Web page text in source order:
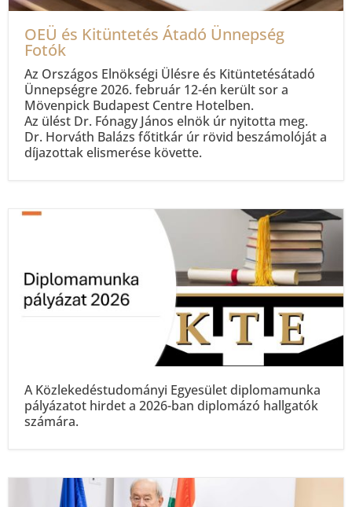
OEÜ és Kitüntetés Átadó Ünnepség
Fotók
Az Országos Elnökségi Ülésre és Kitüntetésátadó
Ünnepségre 2026. február 12-én került sor a
Mövenpick Budapest Centre Hotelben.
Az ülést Dr. Fónagy János elnök úr nyitotta meg.
Dr. Horváth Balázs főtitkár úr rövid beszámolóját a
díjazottak elismerése követte.
A Közlekedéstudományi Egyesület diplomamunka
pályázatot hirdet a 2026-ban diplomázó hallgatók
számára.